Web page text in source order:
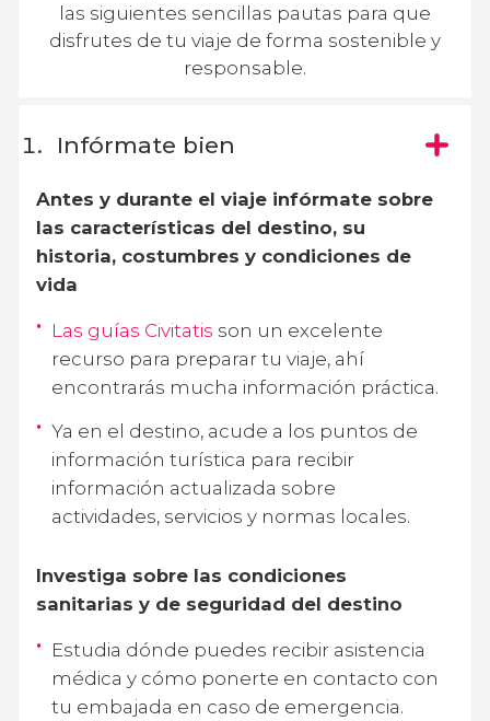
las siguientes sencillas pautas para que
disfrutes de tu viaje de forma sostenible y
responsable.
Infórmate bien
Antes y durante el viaje infórmate sobre
las características del destino, su
historia, costumbres y condiciones de
vida
Las guías Civitatis son un excelente
recurso para preparar tu viaje, ahí
encontrarás mucha información práctica.
Ya en el destino, acude a los puntos de
información turística para recibir
información actualizada sobre
actividades, servicios y normas locales.
Investiga sobre las condiciones
sanitarias y de seguridad del destino
Estudia dónde puedes recibir asistencia
médica y cómo ponerte en contacto con
tu embajada en caso de emergencia.